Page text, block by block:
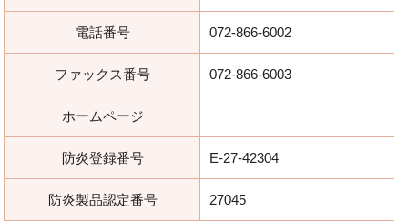
電話番号 072-866-6002
ファックス番号 072-866-6003
ホームページ
防炎登録番号 E-27-42304
防炎製品認定番号 27045